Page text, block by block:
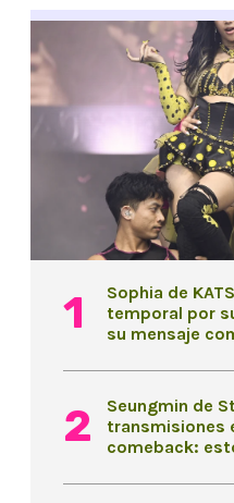
Sophia de
temporal por
su mensaje
Seungmin de
transmisiones
comeback: